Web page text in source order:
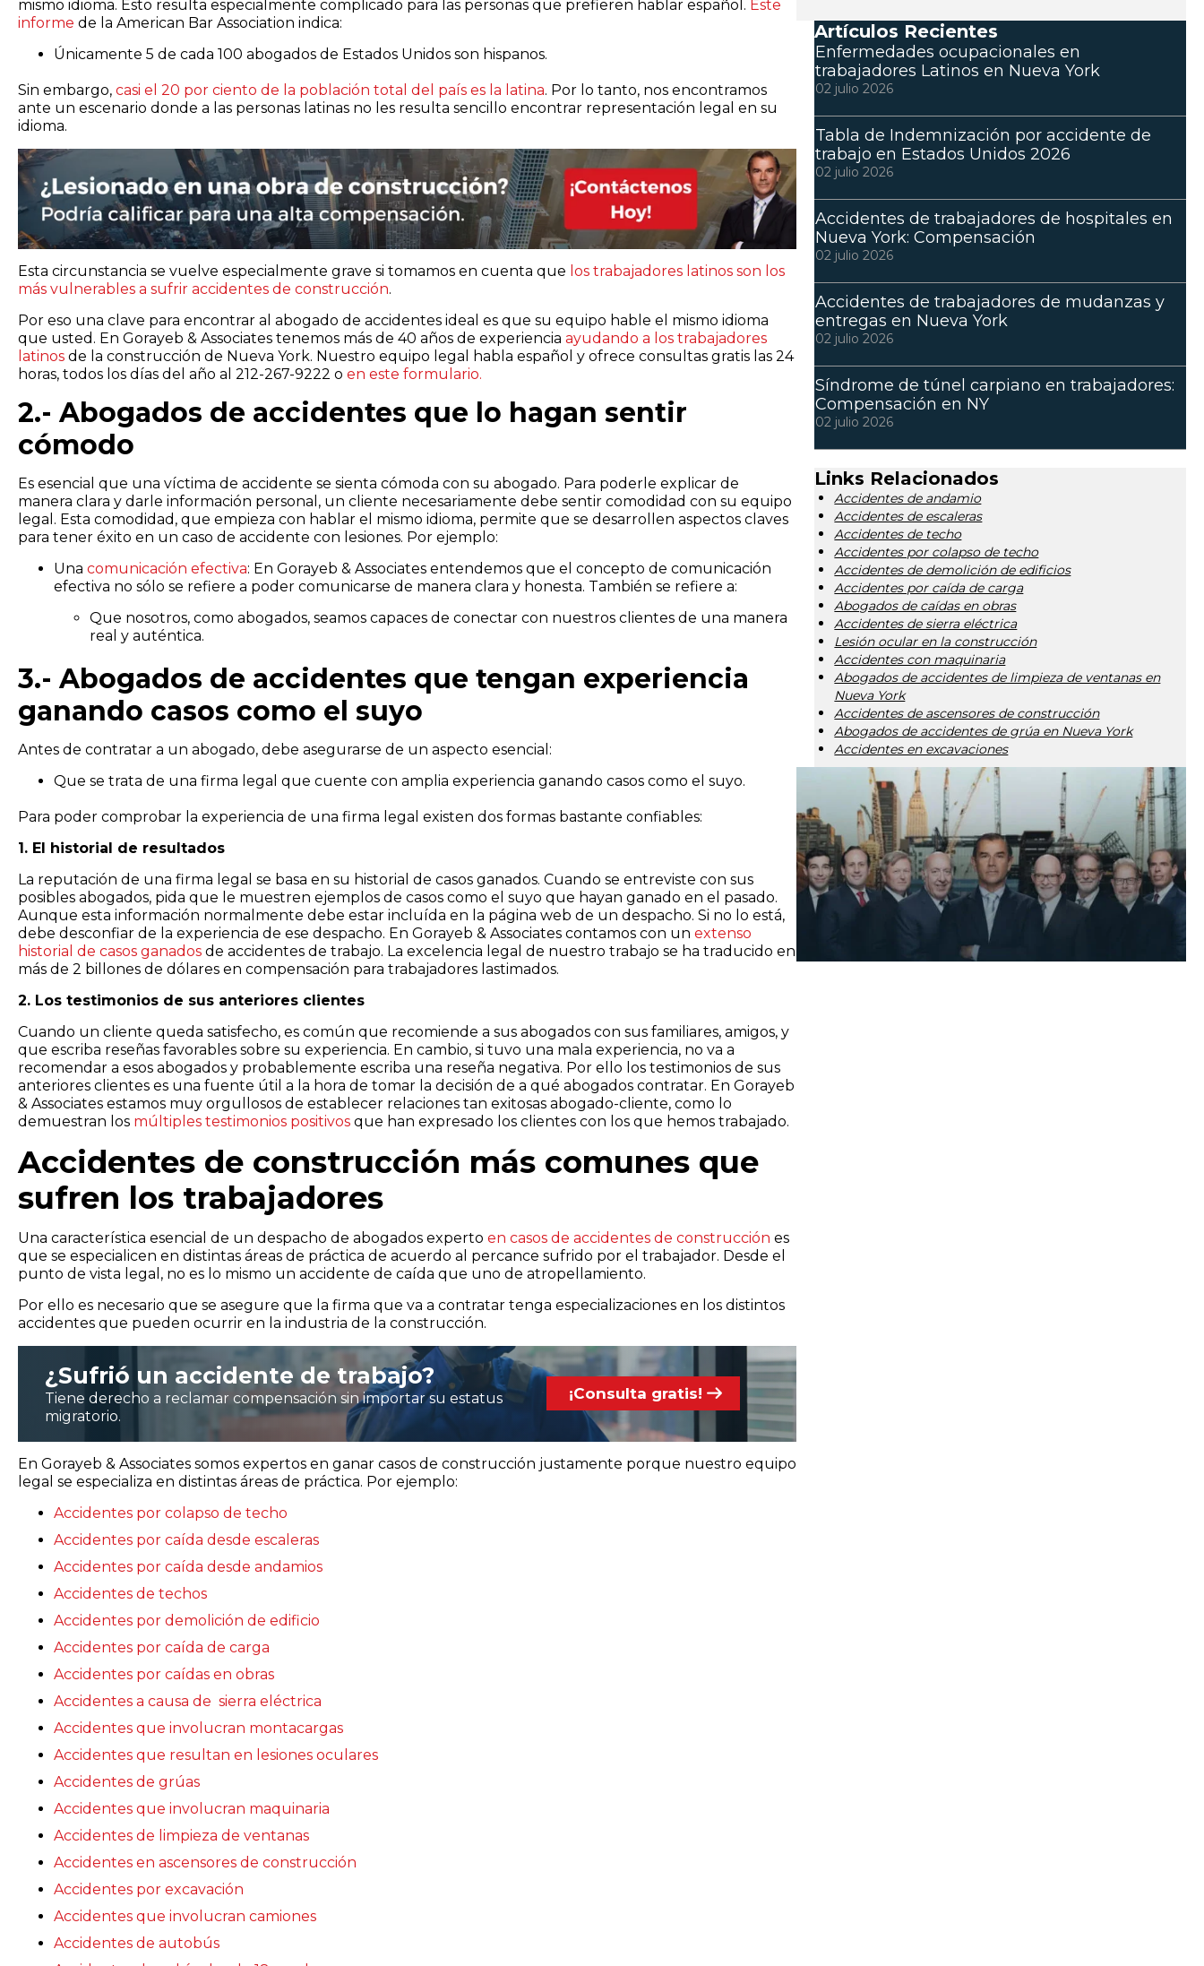
mismo idioma. Esto resulta especialmente complicado para las personas que prefieren hablar español. Este
informe de la American Bar Association indica:
Únicamente 5 de cada 100 abogados de Estados Unidos son hispanos.
Sin embargo, casi el 20 por ciento de la población total del país es la latina. Por lo tanto, nos encontramos
ante un escenario donde a las personas latinas no les resulta sencillo encontrar representación legal en su
idioma.
Esta circunstancia se vuelve especialmente grave si tomamos en cuenta que los trabajadores latinos son los
más vulnerables a sufrir accidentes de construcción.
Por eso una clave para encontrar al abogado de accidentes ideal es que su equipo hable el mismo idioma
que usted. En Gorayeb & Associates tenemos más de 40 años de experiencia ayudando a los trabajadores
latinos de la construcción de Nueva York. Nuestro equipo legal habla español y ofrece consultas gratis las 24
horas, todos los días del año al 212-267-9222 o en este formulario.
2.- Abogados de accidentes que lo hagan sentir
cómodo
Es esencial que una víctima de accidente se sienta cómoda con su abogado. Para poderle explicar de
manera clara y darle información personal, un cliente necesariamente debe sentir comodidad con su equipo
legal. Esta comodidad, que empieza con hablar el mismo idioma, permite que se desarrollen aspectos claves
para tener éxito en un caso de accidente con lesiones. Por ejemplo:
Una comunicación efectiva: En Gorayeb & Associates entendemos que el concepto de comunicación
efectiva no sólo se refiere a poder comunicarse de manera clara y honesta. También se refiere a:
Que nosotros, como abogados, seamos capaces de conectar con nuestros clientes de una manera
real y auténtica.
3.- Abogados de accidentes que tengan experiencia
ganando casos como el suyo
Antes de contratar a un abogado, debe asegurarse de un aspecto esencial:
Que se trata de una firma legal que cuente con amplia experiencia ganando casos como el suyo.
Para poder comprobar la experiencia de una firma legal existen dos formas bastante confiables:
1. El historial de resultados
La reputación de una firma legal se basa en su historial de casos ganados. Cuando se entreviste con sus
posibles abogados, pida que le muestren ejemplos de casos como el suyo que hayan ganado en el pasado.
Aunque esta información normalmente debe estar incluída en la página web de un despacho. Si no lo está,
debe desconfiar de la experiencia de ese despacho. En Gorayeb & Associates contamos con un extenso
historial de casos ganados de accidentes de trabajo. La excelencia legal de nuestro trabajo se ha traducido en
más de 2 billones de dólares en compensación para trabajadores lastimados.
2. Los testimonios de sus anteriores clientes
Cuando un cliente queda satisfecho, es común que recomiende a sus abogados con sus familiares, amigos, y
que escriba reseñas favorables sobre su experiencia. En cambio, si tuvo una mala experiencia, no va a
recomendar a esos abogados y probablemente escriba una reseña negativa. Por ello los testimonios de sus
anteriores clientes es una fuente útil a la hora de tomar la decisión de a qué abogados contratar. En Gorayeb
& Associates estamos muy orgullosos de establecer relaciones tan exitosas abogado-cliente, como lo
demuestran los múltiples testimonios positivos que han expresado los clientes con los que hemos trabajado.
Accidentes de construcción más comunes que
sufren los trabajadores
Una característica esencial de un despacho de abogados experto en casos de accidentes de construcción es
que se especialicen en distintas áreas de práctica de acuerdo al percance sufrido por el trabajador. Desde el
punto de vista legal, no es lo mismo un accidente de caída que uno de atropellamiento.
Por ello es necesario que se asegure que la firma que va a contratar tenga especializaciones en los distintos
accidentes que pueden ocurrir en la industria de la construcción.
¿Sufrió un accidente de trabajo?
Tiene derecho a reclamar compensación sin importar su estatus
migratorio.
¡Consulta gratis!
En Gorayeb & Associates somos expertos en ganar casos de construcción justamente porque nuestro equipo
legal se especializa en distintas áreas de práctica. Por ejemplo:
Accidentes por colapso de techo
Accidentes por caída desde escaleras
Accidentes por caída desde andamios
Accidentes de techos
Accidentes por demolición de edificio
Accidentes por caída de carga
Accidentes por caídas en obras
Accidentes a causa de sierra eléctrica
Accidentes que involucran montacargas
Accidentes que resultan en lesiones oculares
Accidentes de grúas
Accidentes que involucran maquinaria
Accidentes de limpieza de ventanas
Accidentes en ascensores de construcción
Accidentes por excavación
Accidentes que involucran camiones
Accidentes de autobús
Artículos Recientes
Enfermedades ocupacionales en
trabajadores Latinos en Nueva York
02 julio 2026
Tabla de Indemnización por accidente de
trabajo en Estados Unidos 2026
02 julio 2026
Accidentes de trabajadores de hospitales en
Nueva York: Compensación
02 julio 2026
Accidentes de trabajadores de mudanzas y
entregas en Nueva York
02 julio 2026
Síndrome de túnel carpiano en trabajadores:
Compensación en NY
02 julio 2026
Links Relacionados
Accidentes de andamio
Accidentes de escaleras
Accidentes de techo
Accidentes por colapso de techo
Accidentes de demolición de edificios
Accidentes por caída de carga
Abogados de caídas en obras
Accidentes de sierra eléctrica
Lesión ocular en la construcción
Accidentes con maquinaria
Abogados de accidentes de limpieza de ventanas en
Nueva York
Accidentes de ascensores de construcción
Abogados de accidentes de grúa en Nueva York
Accidentes en excavaciones